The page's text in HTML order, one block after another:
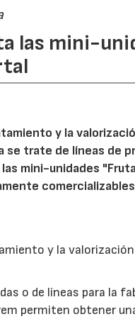
las mini-
y la
trate de líneas de
mini-unidades
y la
o de líneas para la
permiten obtener